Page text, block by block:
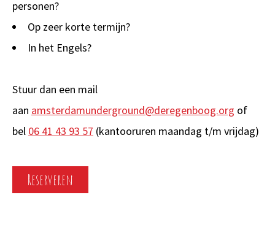
personen?
Op zeer korte termijn?
In het Engels?
Stuur dan een mail
aan amsterdamunderground@deregenboog.org of
bel 06 41 43 93 57 (kantooruren maandag t/m vrijdag)
Reserveren